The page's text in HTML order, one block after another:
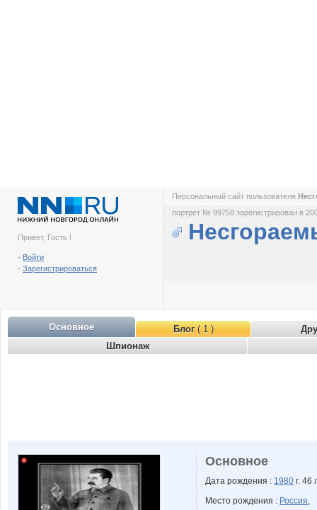
Привет, Гость !
- Войти
- Зарегистрироваться
Персональный сайт пользователя
портрет № 99758 зарегистрирован в
Основное Блог( 1 )
Шпионаж
Основное
Дата рождения : 1980 г. 46
Место рождения : Россия,